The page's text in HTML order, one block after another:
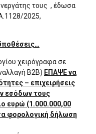
τους , έδωσα
2025,
χειρόγραφα σε
Β2Β) ΕΠΑΨΕ να
– επιχειρήσεις
εσόδων τους
ευρώ (1.000.000,00
φορολογική δήλωση